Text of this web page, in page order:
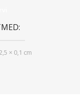
× 0,1 cm